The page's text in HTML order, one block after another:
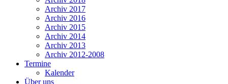
Archiv 2017
Archiv 2016
Archiv 2015
Archiv 2014
Archiv 2013
Archiv 2012-2008
Termine
Kalender
Über uns